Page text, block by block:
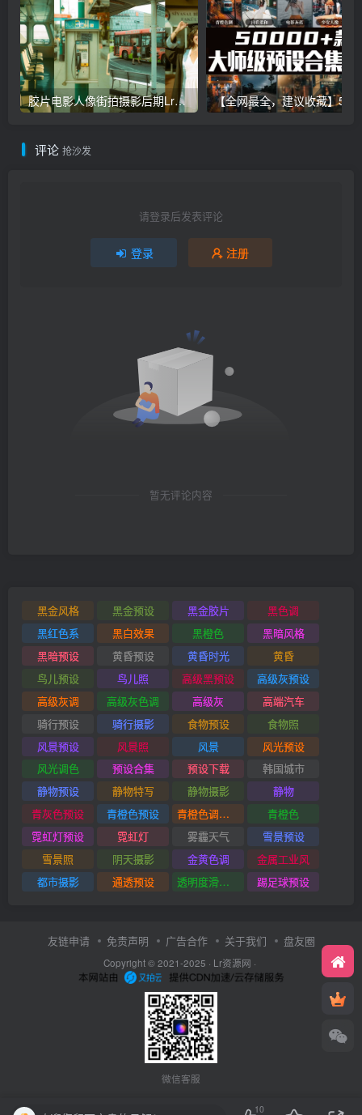
胶片电影人像街拍摄影后期Lr调色教程，手机滤镜PS+Lightroom预设下载！
评论 抢沙发
请登录后发表评论
登录 注册
暂无评论内容
黑金风格 黑金预设 黑金胶片
黑色调
黑红色系
黑白效果 黑橙色
黑暗风格
黑暗预设
黄昏预设 黄昏时光
黄昏
鸟儿预设
鸟儿照 高级黑预设
高级灰预设
高级灰调
高级灰色调 高级灰
高端汽车
骑行预设
骑行摄影 食物预设
食物照
风景预设
风景照 风景
风光预设
风光调色
预设合集 预设下载
韩国城市
静物预设
静物特写 静物摄影
静物
青灰色预设
青橙色预设 青橙色调预设
青橙色
霓虹灯预设
霓虹灯 雾霾天气
雪景预设
雪景照
阴天摄影 金黄色调
金属工业风
都市摄影
通透预设 透明度滑块插件 踢足球预设
友链申请 免责声明 广告合作 关于我们 盘友圈
Copyright © 2021-2025 · Lr资源网 ·
微信客服
10